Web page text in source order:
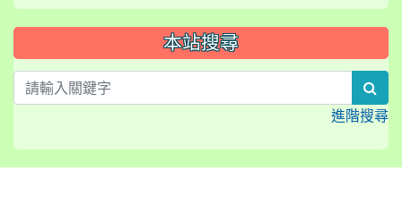
本站搜尋
進階搜尋